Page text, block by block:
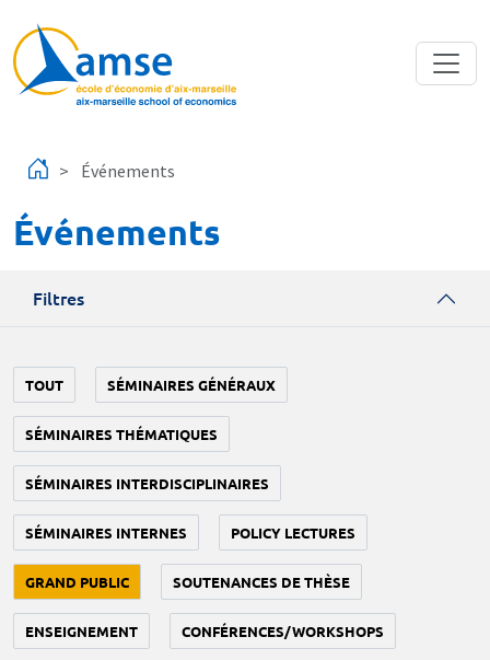
Événements
Événements
Filtres
TOUT SÉMINAIRES GÉNÉRAUX
SÉMINAIRES THÉMATIQUES
SÉMINAIRES INTERDISCIPLINAIRES
SÉMINAIRES INTERNES POLICY LECTURES
GRAND PUBLIC SOUTENANCES DE THÈSE
ENSEIGNEMENT CONFÉRENCES/WORKSHOPS